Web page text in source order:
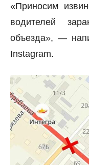
«Приносим
водителей
объезда», —
Instagram.